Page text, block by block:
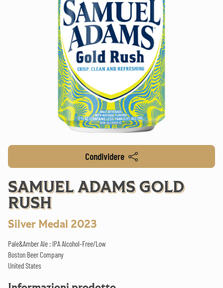
Condividere
SAMUEL ADAMS GOLD
RUSH
Silver Medal 2023
Pale&Amber Ale : IPA Alcohol-Free/Low
Boston Beer Company
United States